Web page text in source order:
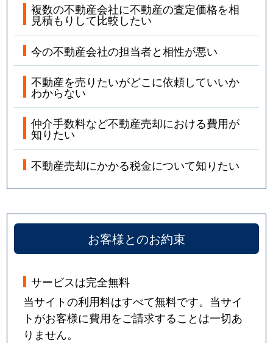
複数の不動産会社に不動産の査定価格を相
見積もりして比較したい
今の不動産会社の担当者と相性が悪い
不動産を売りたいがどこに依頼していいか
わからない
仲介手数料など不動産売却における費用が
知りたい
不動産売却にかかる税金について知りたい
お客様とのお約束
サービスは完全無料
当サイトの利用料はすべて無料です。当サイ
トがお客様に費用をご請求することは一切あ
りません。